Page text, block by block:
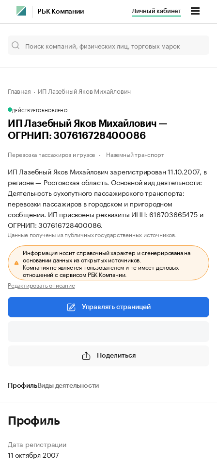
РБК Компании Личный кабинет
Главная ИП Лазебный Яков Михайлович
ДЕЙСТВУЕТОБНОВЛЕНО
ИП Лазебный Яков Михайлович —
ОГРНИП: 307616728400086
Перевозка пассажиров и грузов Наземный транспорт
ИП Лазебный Яков Михайлович зарегистрирован 11.10.2007, в
регионе — Ростовская область. Основной вид деятельности:
Деятельность сухопутного пассажирского транспорта:
перевозки пассажиров в городском и пригородном
сообщении. ИП присвоены реквизиты ИНН: 616703665475 и
ОГРНИП: 307616728400086.
Данные получены из публичных государственных источников.
Информация носит справочный характер и сгенерирована на
основании данных из открытых источников.
Компания не является пользователем и не имеет деловых
отношений с сервисом РБК Компании.
Редактировать описание
Управлять страницей
Поделиться
ПрофильВиды деятельности
Профиль
Дата регистрации
11 октября 2007